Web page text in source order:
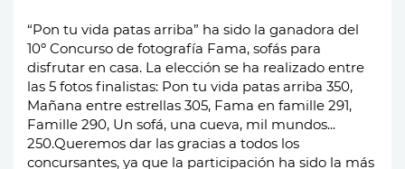
“Pon tu vida patas arriba” ha sido la ganadora del
10º Concurso de fotografía Fama, sofás para
disfrutar en casa. La elección se ha realizado entre
las 5 fotos finalistas: Pon tu vida patas arriba 350,
Mañana entre estrellas 305, Fama en famille 291,
Famille 290, Un sofá, una cueva, mil mundos...
250.Queremos dar las gracias a todos los
concursantes, ya que la participación ha sido la más